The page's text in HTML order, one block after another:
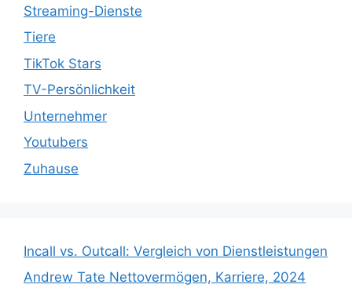
Streaming-Dienste
Tiere
TikTok Stars
TV-Persönlichkeit
Unternehmer
Youtubers
Zuhause
Incall vs. Outcall: Vergleich von Dienstleistungen
Andrew Tate Nettovermögen, Karriere, 2024